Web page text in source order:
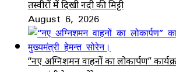
तस्वीरों में दिखी नदी की मिट्टी
August 6, 2026
“नए अग्निशमन वाहनों का लोकार्पण”